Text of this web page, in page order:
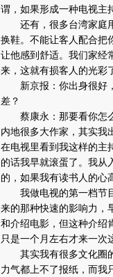
谓，如果形成一种电视主
还有，很多台湾家庭用
换鞋。不能让客人配合把
让他感到舒适。我们家经
来，这就有损客人的光彩
新京报：你出身很好，
差？
蔡康永：那要看你怎么
内地很多大作家，其实我
在电视里看到我这样的主
的话我早就滚蛋了。我从
的，如果我有读书人的心
我做电视的第一档节目
来的那种快速的影响力，
和介绍电影，但这种介绍
只是一个月左右才来一次
其实我有很多文化圈的
力气都上不了报纸，而我